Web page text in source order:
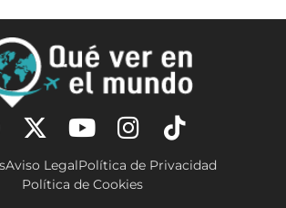
Aviso LegalPolítica de Privacidad
Política de Cookies